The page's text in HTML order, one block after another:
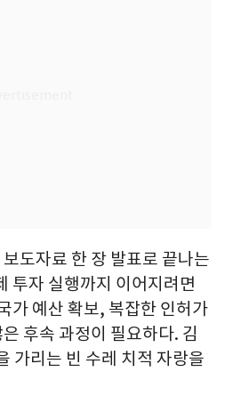
도자료 한 장 발표로 끝나는
투자 실행까지 이어지려면
가 예산 확보, 복잡한 인허가
후속 과정이 필요하다. 김
가리는 빈 수레 치적 자랑을